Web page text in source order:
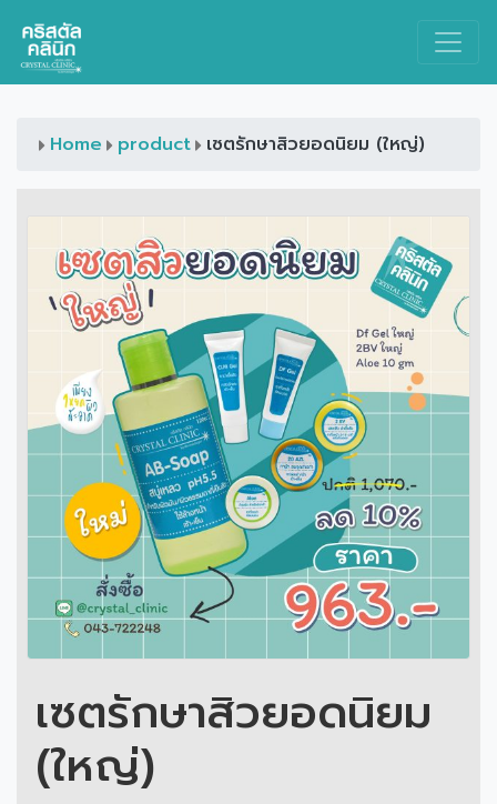
Main Navigation
Home product เซตรักษาสิวยอดนิยม (ใหญ่)
เซตรักษาสิวยอดนิยม
(ใหญ่)